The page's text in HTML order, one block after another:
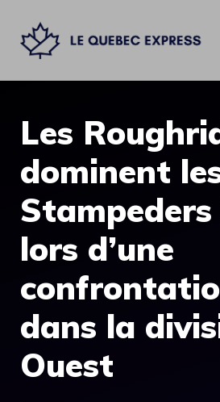
contenu
Les
dominent
lors d’une
dans la
Ouest